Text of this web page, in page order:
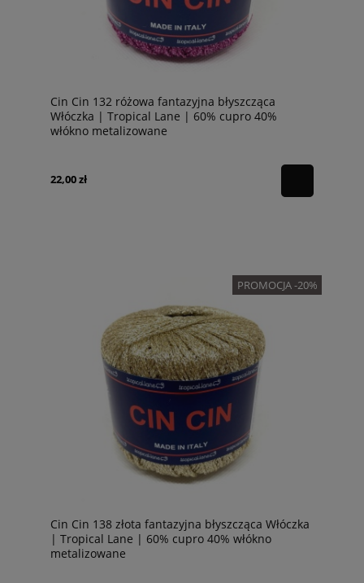
Cin Cin 132 różowa fantazyjna błyszcząca
Włóczka | Tropical Lane | 60% cupro 40%
włókno metalizowane
22,00 zł
PROMOCJA -20%
Cin Cin 138 złota fantazyjna błyszcząca Włóczka
| Tropical Lane | 60% cupro 40% włókno
metalizowane